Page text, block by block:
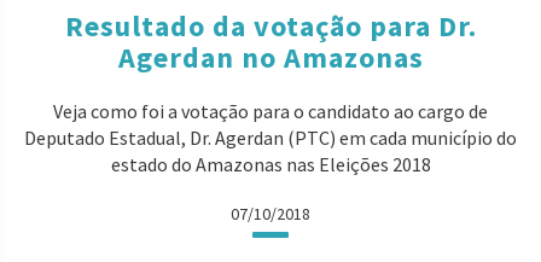
Resultado da votação para Dr.
Agerdan no Amazonas
Veja como foi a votação para o candidato ao cargo de
Deputado Estadual, Dr. Agerdan (PTC) em cada município do
estado do Amazonas nas Eleições 2018
07/10/2018